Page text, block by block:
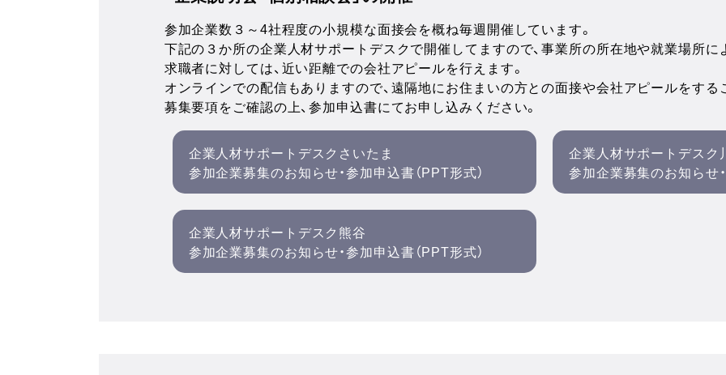
参加企業数３～4社程度の小規模な面接会を概ね毎週開催しています。
下記の３か所の企業人材サポートデスクで開催してますので、事業所の所在地や就業場所に
求職者に対しては、近い距離での会社アピールを行えます。
オンラインでの配信もありますので、遠隔地にお住まいの方との面接や会社アピールをする
募集要項をご確認の上、参加申込書にてお申し込みください。
企業人材サポートデスクさいたま
参加企業募集のお知らせ・参加申込書（PPT形式）
企業人材サポートデスク
参加企業募集のお知らせ
企業人材サポートデスク熊谷
参加企業募集のお知らせ・参加申込書（PPT形式）